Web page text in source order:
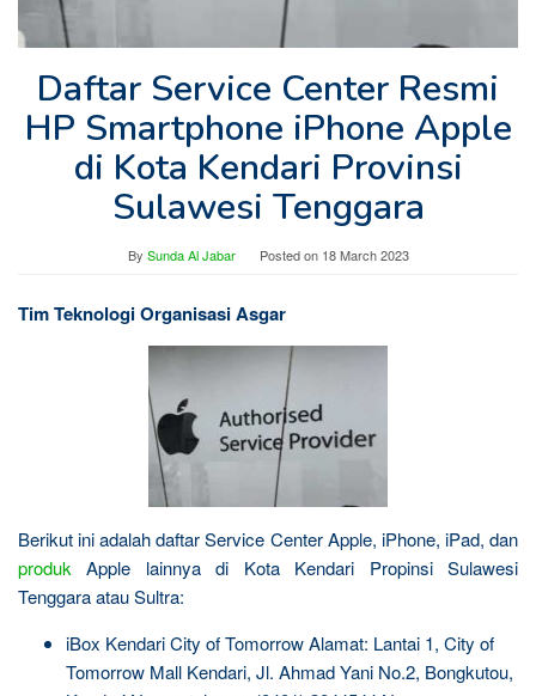
Daftar Service Center Resmi
HP Smartphone iPhone Apple
di Kota Kendari Provinsi
Sulawesi Tenggara
By Sunda Al Jabar Posted on 18 March 2023
Tim Teknologi Organisasi Asgar
Berikut ini adalah daftar Service Center Apple, iPhone, iPad, dan
produk Apple lainnya di Kota Kendari Propinsi Sulawesi
Tenggara atau Sultra:
iBox Kendari City of Tomorrow Alamat: Lantai 1, City of
Tomorrow Mall Kendari, Jl. Ahmad Yani No.2, Bongkutou,